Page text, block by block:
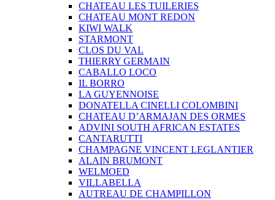
CHATEAU LES TUILERIES
CHATEAU MONT REDON
KIWI WALK
STARMONT
CLOS DU VAL
THIERRY GERMAIN
CABALLO LOCO
IL BORRO
LA GUYENNOISE
DONATELLA CINELLI COLOMBINI
CHATEAU D’ARMAJAN DES ORMES
ADVINI SOUTH AFRICAN ESTATES
CANTARUTTI
CHAMPAGNE VINCENT LEGLANTIER
ALAIN BRUMONT
WELMOED
VILLABELLA
AUTREAU DE CHAMPILLON